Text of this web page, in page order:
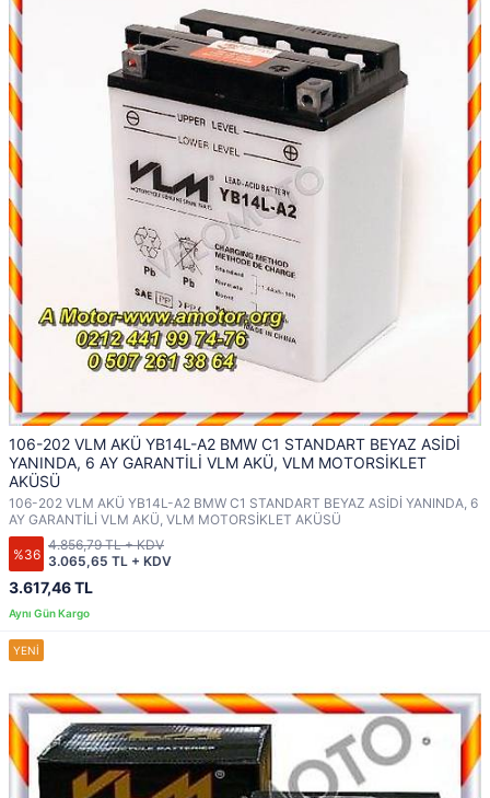
106-202 VLM AKÜ YB14L-A2 BMW C1 STANDART BEYAZ ASİDİ
YANINDA, 6 AY GARANTİLİ VLM AKÜ, VLM MOTORSİKLET
AKÜSÜ
106-202 VLM AKÜ YB14L-A2 BMW C1 STANDART BEYAZ ASİDİ YANINDA, 6
AY GARANTİLİ VLM AKÜ, VLM MOTORSİKLET AKÜSÜ
%36
3.617,46 TL
3.065,65 TL + KDV
4.856,79 TL + KDV